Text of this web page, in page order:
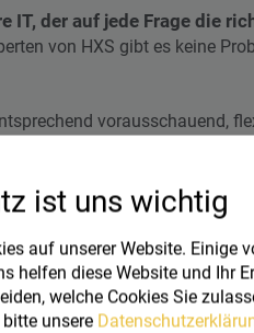
IT, der auf jede Frage die
von HXS gibt es keine
vorausschauend,
Ihrer IT und Ihrer
die Sie täglich benötigen –
z. B. Office-Drucker, Bon-
umfangreichen Markt-
auf optimale Produkt-
ist uns wichtig
auf unserer Website. Einige
helfen diese Website und Ihr
welche Cookies Sie
unsere